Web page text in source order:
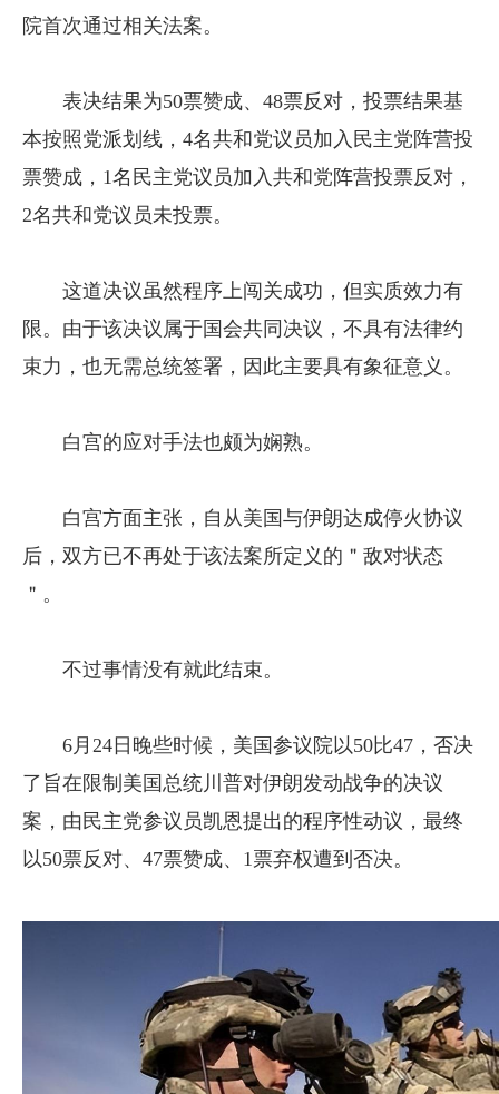
院首次通过相关法案。
表决结果为50票赞成、48票反对，投票结果基
本按照党派划线，4名共和党议员加入民主党阵营投
票赞成，1名民主党议员加入共和党阵营投票反对，
2名共和党议员未投票。
这道决议虽然程序上闯关成功，但实质效力有
限。由于该决议属于国会共同决议，不具有法律约
束力，也无需总统签署，因此主要具有象征意义。
白宫的应对手法也颇为娴熟。
白宫方面主张，自从美国与伊朗达成停火协议
后，双方已不再处于该法案所定义的＂敌对状态
＂。
不过事情没有就此结束。
6月24日晚些时候，美国参议院以50比47，否决
了旨在限制美国总统川普对伊朗发动战争的决议
案，由民主党参议员凯恩提出的程序性动议，最终
以50票反对、47票赞成、1票弃权遭到否决。